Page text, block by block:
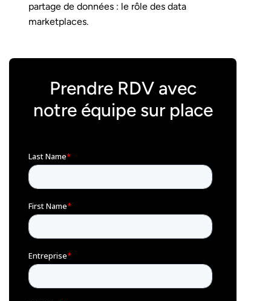
partage de données : le rôle des data
marketplaces.
Prendre RDV avec
notre équipe sur place